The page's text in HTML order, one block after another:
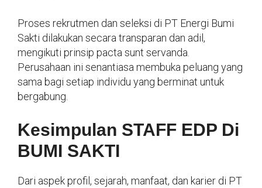
Proses rekrutmen dan seleksi di PT Energi Bumi
Sakti dilakukan secara transparan dan adil,
mengikuti prinsip pacta sunt servanda.
Perusahaan ini senantiasa membuka peluang yang
sama bagi setiap individu yang berminat untuk
bergabung.
Kesimpulan STAFF EDP Di
BUMI SAKTI
Dari aspek profil, sejarah, manfaat, dan karier di PT